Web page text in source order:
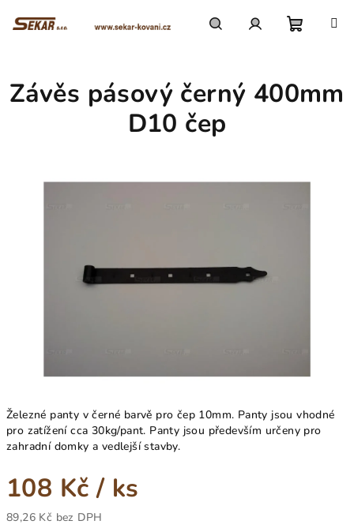
košík
Železné panty v černé barvě pro čep 10mm. Panty jsou vhodné
pro zatížení cca 30kg/pant. Panty jsou především určeny pro
zahradní domky a vedlejší stavby.
108 Kč/ ks
89,26 Kč bez DPH
Závěs pásový černý 400mm
D10 čep